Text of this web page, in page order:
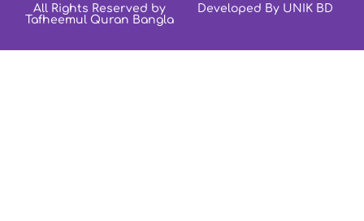
All Rights Reserved by
Tafheemul Quran Bangla
Developed By UNIK BD